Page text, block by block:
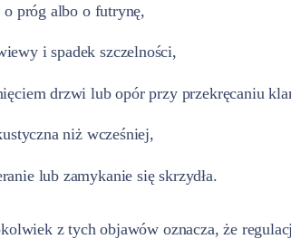
o próg albo o futrynę,
i spadek szczelności,
drzwi lub opór przy przekręcaniu
niż wcześniej,
lub zamykanie się skrzydła.
z tych objawów oznacza, że